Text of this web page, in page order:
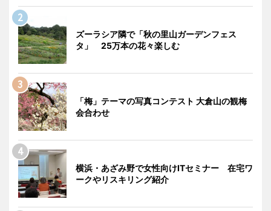
ズーラシア隣で「秋の里山ガーデンフェス
タ」 25万本の花々楽しむ
「梅」テーマの写真コンテスト 大倉山の観梅
会合わせ
横浜・あざみ野で女性向けITセミナー 在宅ワ
ークやリスキリング紹介